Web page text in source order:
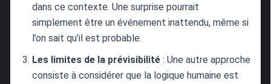
dans ce contexte. Une surprise pourrait
simplement être un événement inattendu, même si
l’on sait qu’il est probable.
Les limites de la prévisibilité: Une autre approche
consiste à considérer que la logique humaine est